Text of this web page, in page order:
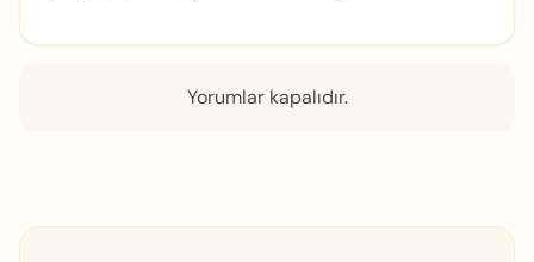
Yorumlar kapalıdır.